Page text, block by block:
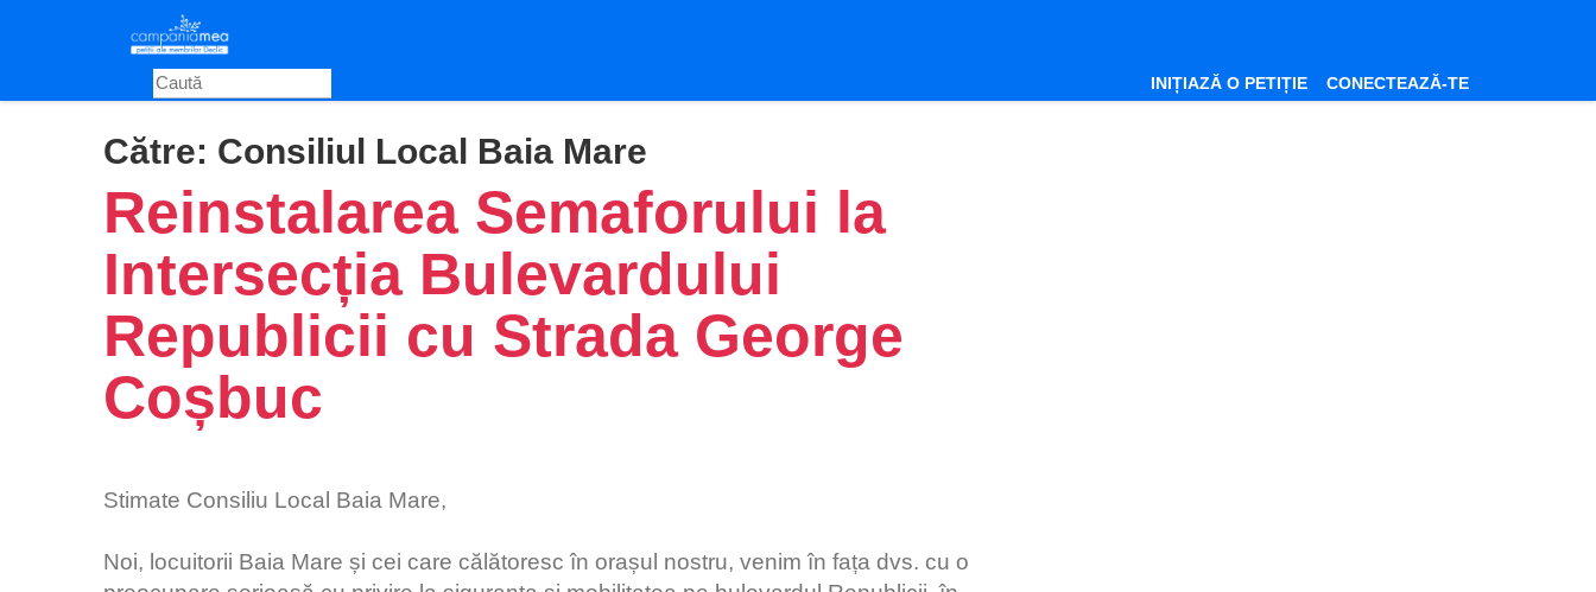
content
INIȚIAZĂ O PETIȚIE CONECTEAZĂ-TE
Către: Consiliul Local Baia Mare
Reinstalarea Semaforului la
Intersecția Bulevardului
Republicii cu Strada George
Coșbuc
Stimate Consiliu Local Baia Mare,
Noi, locuitorii Baia Mare și cei care călătoresc în orașul nostru, venim în fața dvs. cu o